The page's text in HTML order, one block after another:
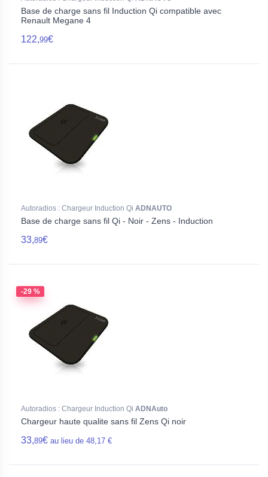
Base de charge sans fil Induction Qi compatible avec
Renault Megane 4
122,99€
Autoradios : Chargeur Induction Qi ADNAUTO
Base de charge sans fil Qi - Noir - Zens - Induction
33,89€
-29 %
Autoradios : Chargeur Induction Qi ADNAuto
Chargeur haute qualite sans fil Zens Qi noir
33,89€ au lieu de 48,17 €